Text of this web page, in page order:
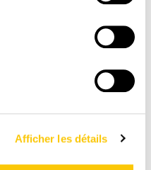
Afficher les détails